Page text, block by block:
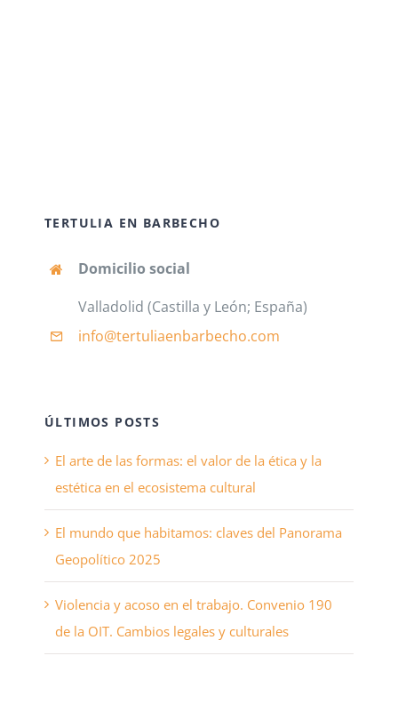
TERTULIA EN BARBECHO
Domicilio social
Valladolid (Castilla y León; España)
info@tertuliaenbarbecho.com
ÚLTIMOS POSTS
El arte de las formas: el valor de la ética y la
estética en el ecosistema cultural
El mundo que habitamos: claves del Panorama
Geopolítico 2025
Violencia y acoso en el trabajo. Convenio 190
de la OIT. Cambios legales y culturales